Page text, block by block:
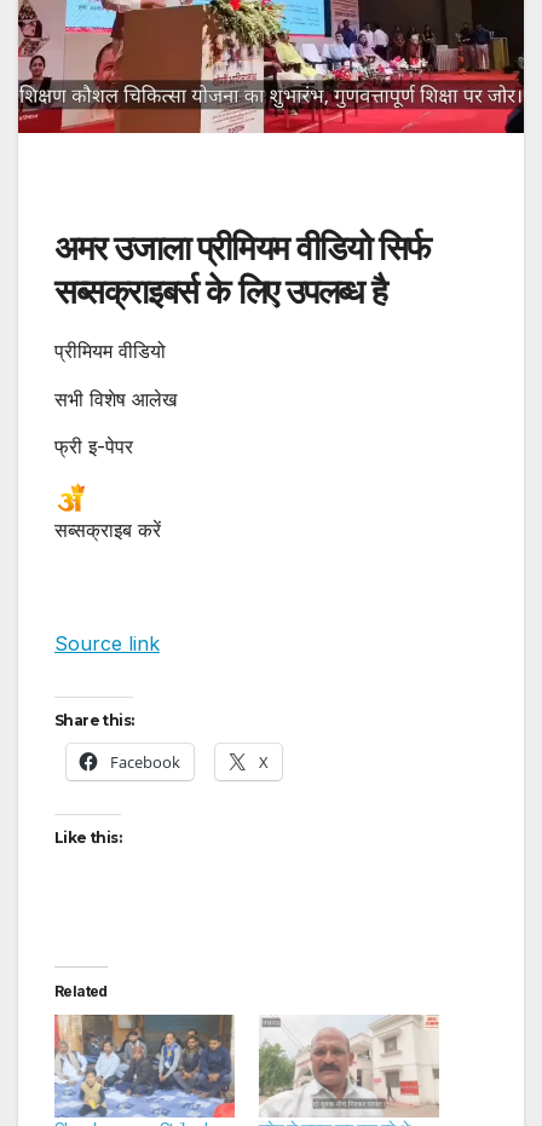
अमर उजाला प्रीमियम वीडियो सिर्फ
सब्सक्राइबर्स के लिए उपलब्ध है
प्रीमियम वीडियो
सभी विशेष आलेख
फ्री इ-पेपर
सब्सक्राइब करें
Source link
Share this:
Facebook X
Like this:
Related